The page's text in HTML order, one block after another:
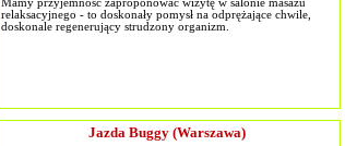
relaksacyjnego - to doskonały pomysł na odprężające chwile,
doskonale regenerujący strudzony organizm.
Jazda Buggy (Warszawa)